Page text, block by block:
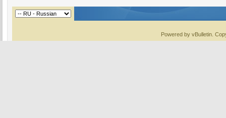
Powered by vBulletin.